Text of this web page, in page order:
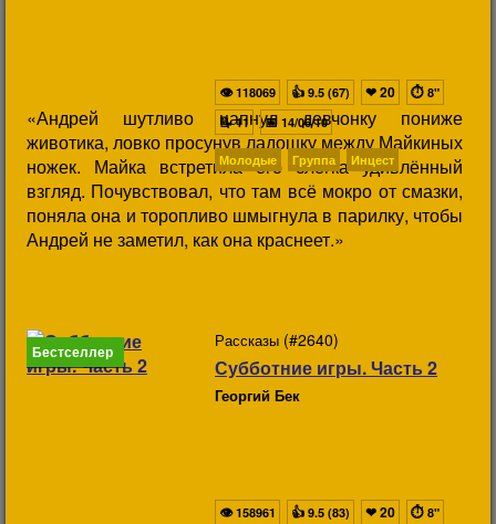
«Андрей шутливо цапнул девчонку пониже
животика, ловко просунув ладошку между Майкиных
ножек. Майка встретила его слегка удивлённый
взгляд. Почувствовал, что там всё мокро от смазки,
поняла она и торопливо шмыгнула в парилку, чтобы
Андрей не заметил, как она краснеет.»
👁118069 👍 9.5 (67) ❤20 ⏱ 8"
📝11 📅 14/06/10
Молодые Группа Инцест
Бестселлер
Рассказы (#2640)
Субботние игры. Часть 2
Георгий Бек
👁158961 👍 9.5 (83) ❤20 ⏱ 8"